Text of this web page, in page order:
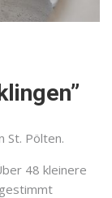
St. Pölten.
48 kleinere